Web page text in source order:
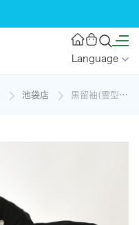
Language
池袋店 黒留袖(雲型に亀甲と松竹梅)の着物レンタル